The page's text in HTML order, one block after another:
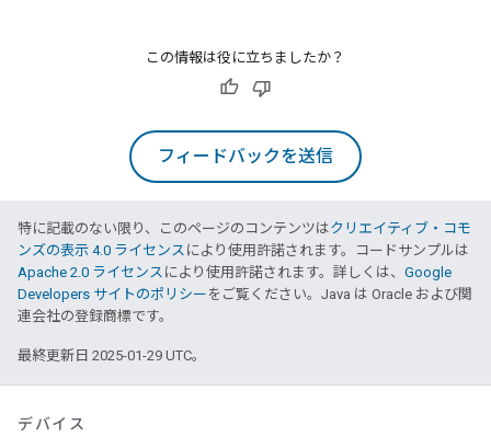
この情報は役に立ちましたか？
フィードバックを送信
特に記載のない限り、このページのコンテンツはクリエイティブ・コモ
ンズの表示 4.0 ライセンス により使用許諾されます。コードサンプルは
Apache 2.0 ライセンス により使用許諾されます。詳しくは、 Google
Developers サイトのポリシー をご覧ください。Java は Oracle および関
連会社の登録商標です。
最終更新日 2025-01-29 UTC。
デバイス